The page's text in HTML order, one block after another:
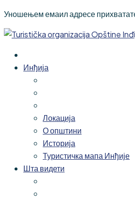
Уношењем емаил адресе
Инђија
Локација
О општини
Историја
Туристичка мапа Инђије
Шта видети